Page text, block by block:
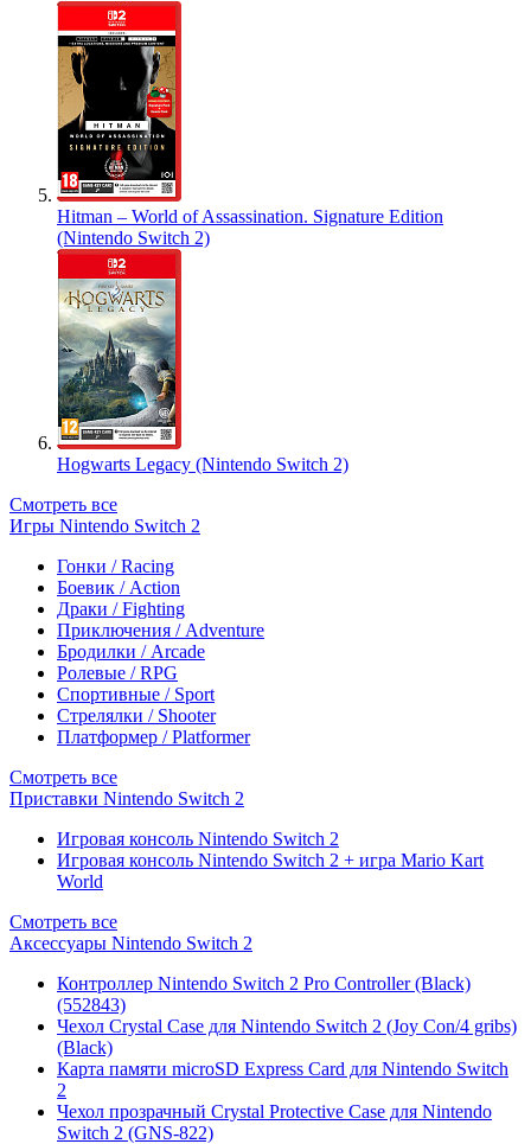
Hitman – World of Assassination. Signature Edition
(Nintendo Switch 2)
Hogwarts Legacy (Nintendo Switch 2)
Смотреть все
Игры Nintendo Switch 2
Гонки / Racing
Боевик / Action
Драки / Fighting
Приключения / Adventure
Бродилки / Arcade
Ролевые / RPG
Спортивные / Sport
Стрелялки / Shooter
Платформер / Platformer
Смотреть все
Приставки Nintendo Switch 2
Игровая консоль Nintendo Switch 2
Игровая консоль Nintendo Switch 2 + игра Mario Kart
World
Смотреть все
Аксессуары Nintendo Switch 2
Контроллер Nintendo Switch 2 Pro Controller (Black)
(552843)
Чехол Сrystal Сase для Nintendo Switch 2 (Joy Con/4 gribs)
(Black)
Карта памяти microSD Express Card для Nintendo Switch
2
Чехол прозрачный Crystal Protective Case для Nintendo
Switch 2 (GNS-822)